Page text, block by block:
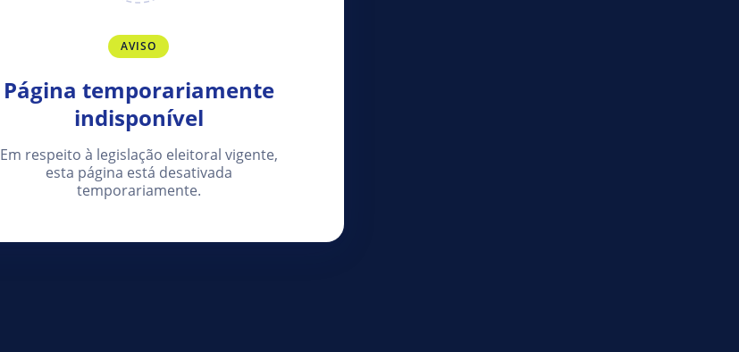
AVISO
Página temporariamente
indisponível
Em respeito à legislação eleitoral vigente,
esta página está desativada
temporariamente.